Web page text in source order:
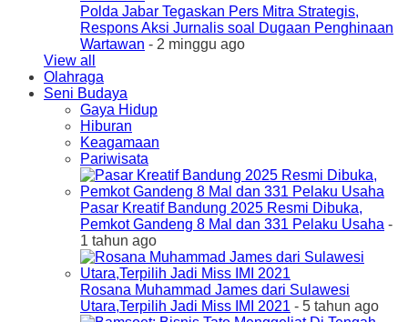
Polda Jabar Tegaskan Pers Mitra Strategis,
Respons Aksi Jurnalis soal Dugaan Penghinaan
Wartawan - 2 minggu ago
View all
Olahraga
Seni Budaya
Gaya Hidup
Hiburan
Keagamaan
Pariwisata
Pasar Kreatif Bandung 2025 Resmi Dibuka,
Pemkot Gandeng 8 Mal dan 331 Pelaku Usaha -
1 tahun ago
Rosana Muhammad James dari Sulawesi
Utara,Terpilih Jadi Miss IMI 2021 - 5 tahun ago